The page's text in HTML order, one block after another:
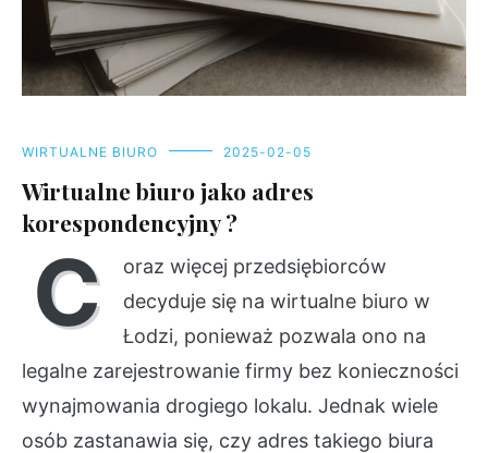
WIRTUALNE BIURO 2025-02-05
Wirtualne biuro jako adres
korespondencyjny ?
C
oraz więcej przedsiębiorców
decyduje się na wirtualne biuro w
Łodzi, ponieważ pozwala ono na
legalne zarejestrowanie firmy bez konieczności
wynajmowania drogiego lokalu. Jednak wiele
osób zastanawia się, czy adres takiego biura